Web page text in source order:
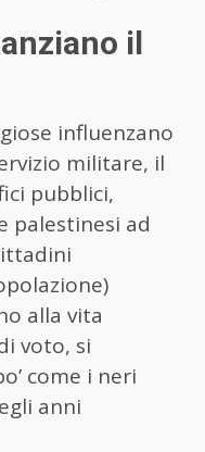
il
influenzano
militare, il
pubblici,
palestinesi ad
alla vita
voto, si
come i neri
anni